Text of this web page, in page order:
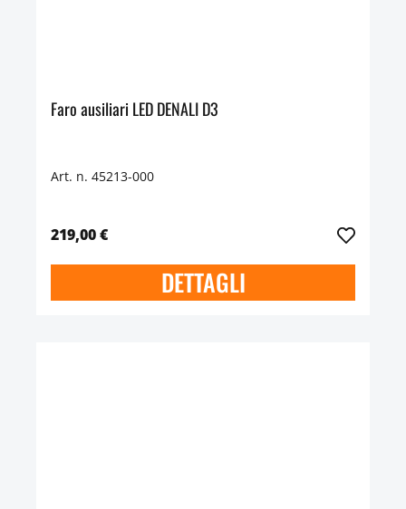
Faro ausiliari LED DENALI D3
Art. n. 45213-000
219,00 €
DETTAGLI